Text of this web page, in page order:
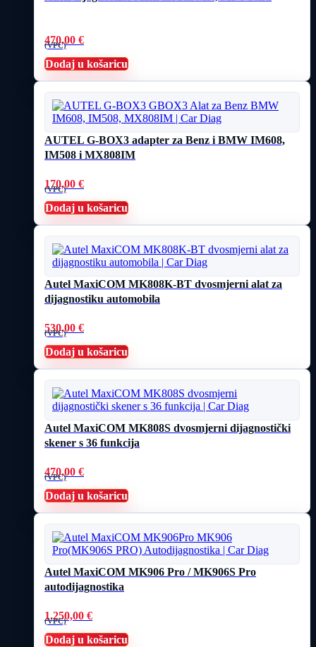
470,00 €
(VPC)
Dodaj u košaricu
AUTEL G-BOX3 adapter za Benz i BMW IM608,
IM508 i MX808IM
170,00 €
(VPC)
Dodaj u košaricu
Autel MaxiCOM MK808K-BT dvosmjerni alat za
dijagnostiku automobila
530,00 €
(VPC)
Dodaj u košaricu
Autel MaxiCOM MK808S dvosmjerni dijagnostički
skener s 36 funkcija
470,00 €
(VPC)
Dodaj u košaricu
Autel MaxiCOM MK906 Pro / MK906S Pro
autodijagnostika
1.250,00 €
(VPC)
Dodaj u košaricu